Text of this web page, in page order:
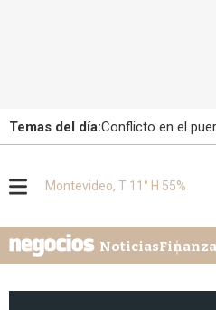
Temas del día:Conflicto en el
u
Montevideo, T 11° H 55%
Noticias